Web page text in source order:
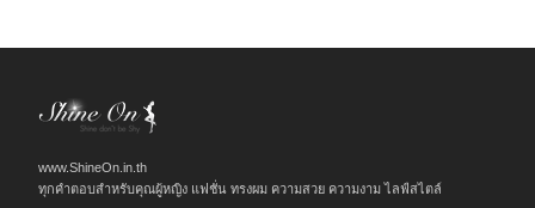
www.ShineOn.in.th
ทุกคำตอบสำหรับคุณผู้หญิง แฟชั่น ทรงผม ความสวย ความงาม ไลฟ์สไตล์